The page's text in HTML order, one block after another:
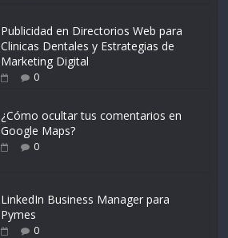
Publicidad en Directorios Web para
Clinicas Dentales y Estrategias de
Marketing Digital
0
¿Cómo ocultar tus comentarios en
Google Maps?
0
LinkedIn Business Manager para
Pymes
0